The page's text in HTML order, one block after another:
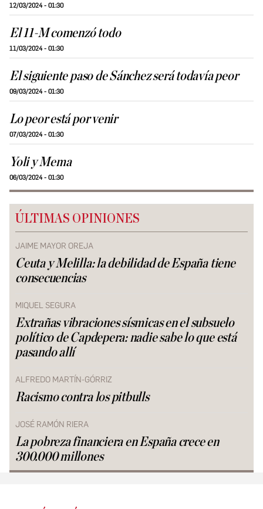
12/03/2024 - 01:30
El 11-M comenzó todo
11/03/2024 - 01:30
El siguiente paso de Sánchez será todavía peor
09/03/2024 - 01:30
Lo peor está por venir
07/03/2024 - 01:30
Yoli y Mema
06/03/2024 - 01:30
ÚLTIMAS OPINIONES
JAIME MAYOR OREJA
Ceuta y Melilla: la debilidad de España tiene
consecuencias
MIQUEL SEGURA
Extrañas vibraciones sísmicas en el subsuelo
político de Capdepera: nadie sabe lo que está
pasando allí
ALFREDO MARTÍN-GÓRRIZ
Racismo contra los pitbulls
JOSÉ RAMÓN RIERA
La pobreza financiera en España crece en
300.000 millones